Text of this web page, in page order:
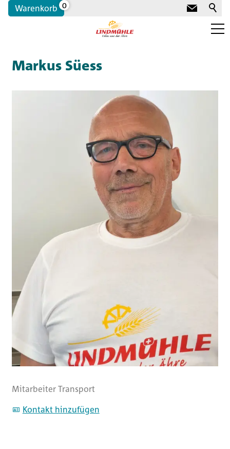
Warenkorb 0
Sortiment für Bäckereien
Label und Qualitäten
Für Freizeit-Bäcker:innen
Impressum
Datenschutz
Markus Süess
Mitarbeiter Transport
Kontakt hinzufügen